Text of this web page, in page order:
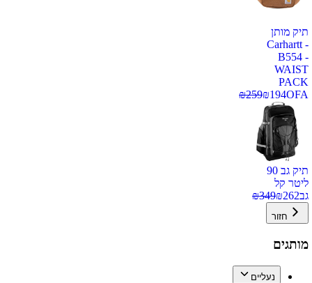
תיק מותן
Carhartt -
B554 -
WAIST
PACK
OFA
₪194
₪259
תיק גב 90
ליטר קל
גב
₪262
₪349
חזור
מותגים
נעליים